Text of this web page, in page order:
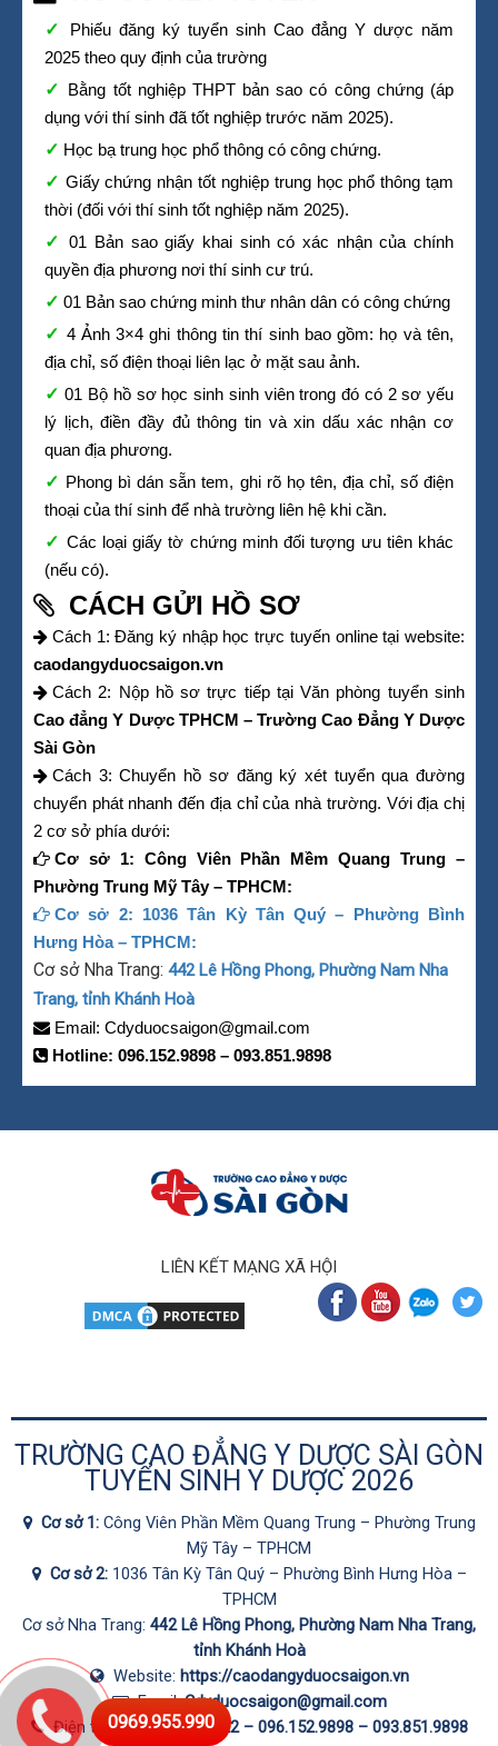
Phiếu đăng ký tuyển sinh Cao đẳng Y dược năm
2025 theo quy định của trường
Bằng tốt nghiệp THPT bản sao có công chứng (áp
dụng với thí sinh đã tốt nghiệp trước năm 2025).
Học bạ trung học phổ thông có công chứng.
Giấy chứng nhận tốt nghiệp trung học phổ thông tạm
thời (đối với thí sinh tốt nghiệp năm 2025).
01 Bản sao giấy khai sinh có xác nhận của chính
quyền địa phương nơi thí sinh cư trú.
01 Bản sao chứng minh thư nhân dân có công chứng
4 Ảnh 3×4 ghi thông tin thí sinh bao gồm: họ và tên,
địa chỉ, số điện thoại liên lạc ở mặt sau ảnh.
01 Bộ hồ sơ học sinh sinh viên trong đó có 2 sơ yếu
lý lịch, điền đầy đủ thông tin và xin dấu xác nhận cơ
quan địa phương.
Phong bì dán sẵn tem, ghi rõ họ tên, địa chỉ, số điện
thoại của thí sinh để nhà trường liên hệ khi cần.
Các loại giấy tờ chứng minh đối tượng ưu tiên khác
(nếu có).
CÁCH GỬI HỒ SƠ
Cách 1: Đăng ký nhập học trực tuyến online tại website:
caodangyduocsaigon.vn
Cách 2: Nộp hồ sơ trực tiếp tại Văn phòng tuyển sinh
Cao đẳng Y Dược TPHCM – Trường Cao Đẳng Y Dược
Sài Gòn
Cách 3: Chuyển hồ sơ đăng ký xét tuyển qua đường
chuyển phát nhanh đến địa chỉ của nhà trường. Với địa chị
2 cơ sở phía dưới:
Cơ sở 1: Công Viên Phần Mềm Quang Trung –
Phường Trung Mỹ Tây – TPHCM:
Cơ sở 2: 1036 Tân Kỳ Tân Quý – Phường Bình
Hưng Hòa – TPHCM:
Cơ sở Nha Trang: 442 Lê Hồng Phong, Phường Nam Nha
Trang, tỉnh Khánh Hoà
Email: Cdyduocsaigon@gmail.com
Hotline: 096.152.9898 – 093.851.9898
LIÊN KẾT MẠNG XÃ HỘI
TRƯỜNG CAO ĐẲNG Y DƯỢC SÀI GÒN
TUYỂN SINH Y DƯỢC 2026
Cơ sở 1: Công Viên Phần Mềm Quang Trung – Phường Trung
Mỹ Tây – TPHCM
Cơ sở 2: 1036 Tân Kỳ Tân Quý – Phường Bình Hưng Hòa –
TPHCM
Cơ sở Nha Trang: 442 Lê Hồng Phong, Phường Nam Nha Trang,
tỉnh Khánh Hoà
Website: https://caodangyduocsaigon.vn
Email:Cdyduocsaigon@gmail.com
Điện thoại:0287.1060.222 – 096.152.9898– 093.851.9898
0969.955.990